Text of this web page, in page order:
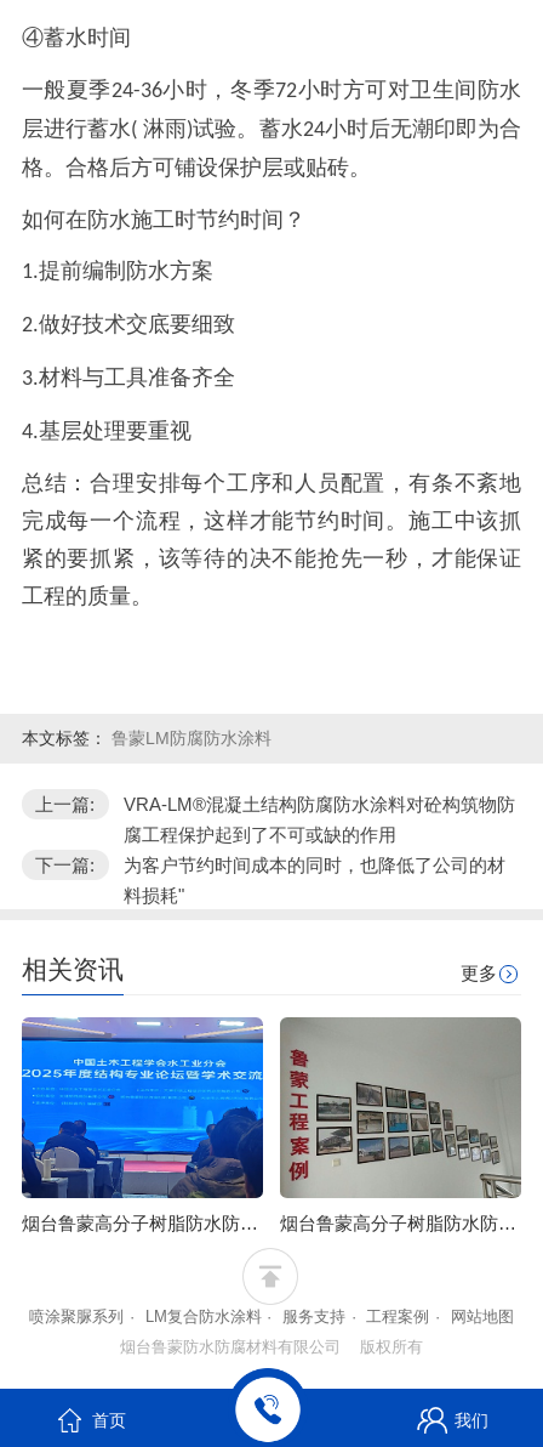
④蓄水时间
一般夏季24-36小时，冬季72小时方可对卫生间防水
层进行蓄水( 淋雨)试验。蓄水24小时后无潮印即为合
格。合格后方可铺设保护层或贴砖。
如何在防水施工时节约时间？
1.提前编制防水方案
2.做好技术交底要细致
3.材料与工具准备齐全
4.基层处理要重视
总结：合理安排每个工序和人员配置，有条不紊地
完成每一个流程，这样才能节约时间。施工中该抓
紧的要抓紧，该等待的决不能抢先一秒，才能保证
工程的质量。
本文标签： 鲁蒙LM防腐防水涂料
上一篇:
VRA-LM®混凝土结构防腐防水涂料对砼构筑物防
腐工程保护起到了不可或缺的作用
下一篇:
为客户节约时间成本的同时，也降低了公司的材
料损耗"
相关资讯 更多
烟台鲁蒙高分子树脂防水防腐涂料可应用于石油化工行业 烟台鲁蒙高分子树脂防水防腐涂料可防止混凝土浒苔附着
喷涂聚脲系列 · LM复合防水涂料 · 服务支持 · 工程案例 ·
网站地图
烟台鲁蒙防水防腐材料有限公司 版权所有
首页 我们